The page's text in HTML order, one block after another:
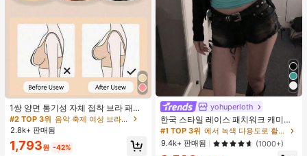
1쌍 양면 통기성 자체 접착 브라 패드,
두꺼워진 삼각형 푸쉬업 디자인, 재사
용 가능, 보이지 않는 비키니 브라 삽
입물, 수영에 적합
#2 TOP 3위
음악 축제 여성 브라 액세서리
2.8k+ 판매됨
1,793원 -42%
yohuperloth
한국 스타일 레이스 패치워크 캐미솔
탱크 탑, Y2K 에스테틱, 스트리트웨어
캐주얼 여름
#1 TOP 3위
에서 녹색 다용도로 활용 가능한 데일리 탑
9.4k+ 판매됨
(1000+)